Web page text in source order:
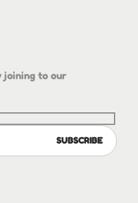
joining to our